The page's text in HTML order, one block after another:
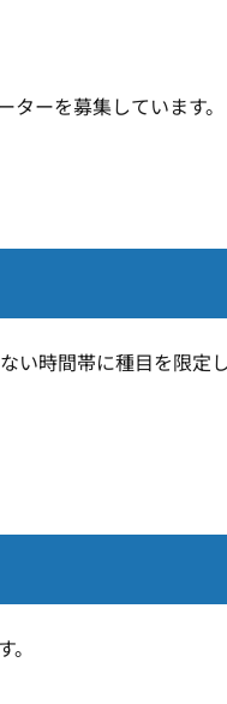
ーを募集しています。
い時間帯に種目を限定